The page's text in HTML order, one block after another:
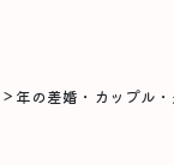
> 年の差婚・カップル